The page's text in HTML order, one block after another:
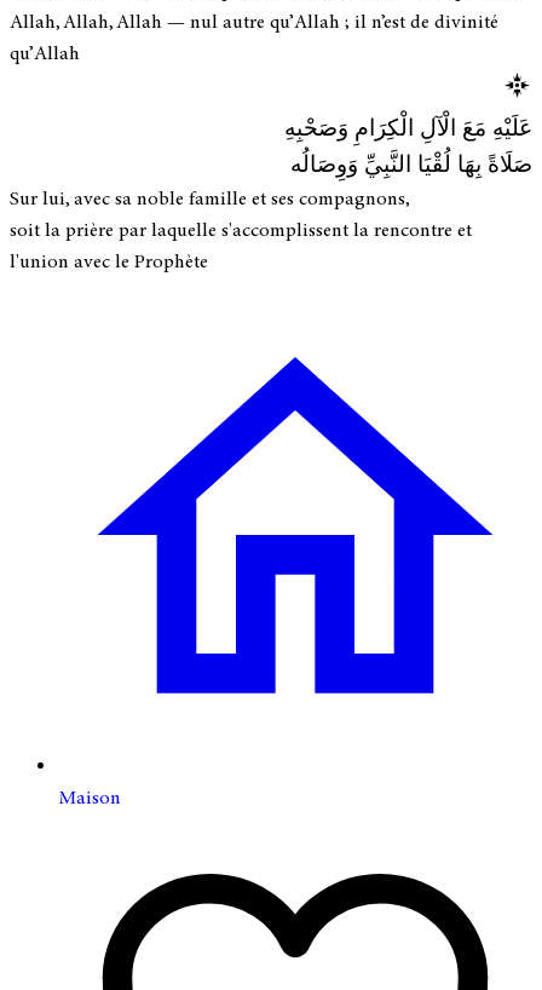
Allah, Allah, Allah — nul autre qu’Allah ; il n’est de divinité
qu’Allah
عَلَيْهِ مَعَ الْآلِ الْكِرَامِ وَصَحْبِهِ
صَلَاةً بِهَا لُقْيَا النَّبِيِّ وَوِصَالُه
Sur lui, avec sa noble famille et ses compagnons,
soit la prière par laquelle s'accomplissent la rencontre et
l'union avec le Prophète
Maison